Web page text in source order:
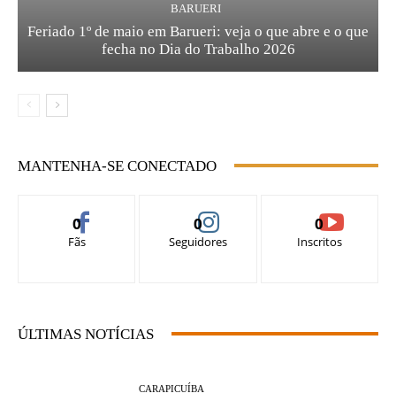
BARUERI
Feriado 1º de maio em Barueri: veja o que abre e o que
fecha no Dia do Trabalho 2026
MANTENHA-SE CONECTADO
0
Fãs
0
Seguidores
0
Inscritos
ÚLTIMAS NOTÍCIAS
CARAPICUÍBA